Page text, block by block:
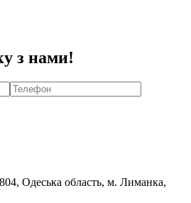
з нами!
Одеська область, м. Лиманка,